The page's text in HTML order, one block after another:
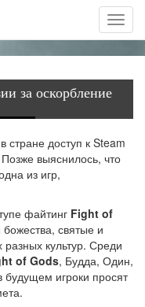
за оскорбление
стране доступ к Steam
выяснилось, что
из игр,
файтинг Fight of
святые и
культур. Среди
of Gods, Будда, Один,
игроки просят